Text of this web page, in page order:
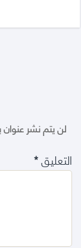
لن يتم نشر عنوان
التعليق*